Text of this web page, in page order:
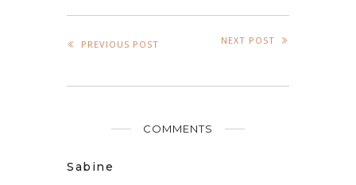
PREVIOUS POST NEXT POST
COMMENTS
Sabine